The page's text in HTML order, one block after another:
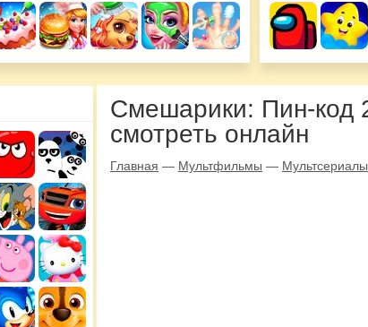
Смешарики: Пин-код
смотреть онлайн
Главная — Мультфильмы — Мультсериалы